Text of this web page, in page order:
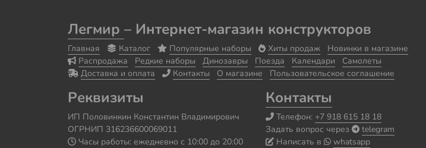
Легмир – Интернет-магазин конструкторов
Главная Каталог Популярные наборы Хиты продаж
Новинки в магазине
Распродажа
Редкие наборы Динозавры Поезда Календари
Самолеты
Доставка и оплата
Контакты О магазине Пользовательское соглашение
Реквизиты
ИП Половинкин Константин Владимирович
ОГРНИП 316236600069011
Часы работы: ежедневно с 10:00 до 20:00
Контакты
Телефон: +7 918 615 18 18
Задать вопрос через
telegram
Написать в
whatsapp